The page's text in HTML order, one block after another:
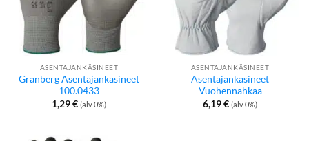
ASENTAJANKÄSINEET
Granberg Asentajankäsineet
100.0433
1,29€ (alv 0%)
ASENTAJANKÄSINEET
Asentajankäsineet
Vuohennahkaa
6,19€ (alv 0%)